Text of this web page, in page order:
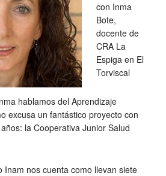
con Inma
Bote,
docente de
CRA La
Espiga en El
Torviscal
hablamos del Aprendizaje
excusa un fantástico proyecto con
la Cooperativa Junior Salud
Inam nos cuenta como llevan siete